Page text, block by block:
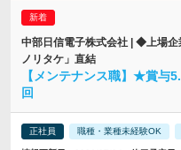
中部日信電子株式会社 | ◆上場
ノリタケ」直結
【メンテナンス職】★賞
回
正社員 職種・業種未経験OK